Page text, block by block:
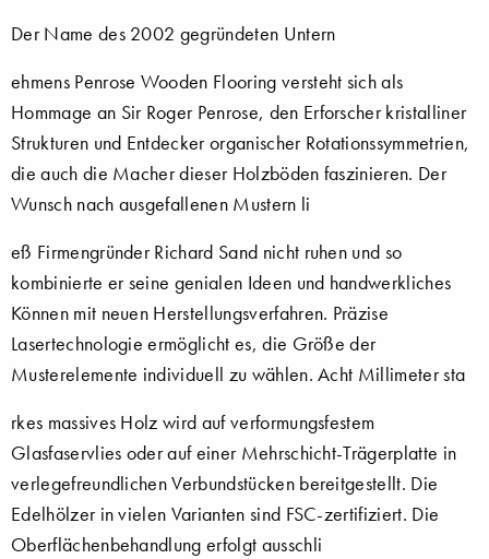
Der Name des 2002 gegründeten Untern
ehmens Penrose Wooden Flooring versteht sich als
Hommage an Sir Roger Penrose, den Erforscher kristalliner
Strukturen und Entdecker organischer Rotationssymmetrien,
die auch die Macher dieser Holzböden faszinieren. Der
Wunsch nach ausgefallenen Mustern li
eß Firmengründer Richard Sand nicht ruhen und so
kombinierte er seine genialen Ideen und handwerkliches
Können mit neuen Herstellungsverfahren. Präzise
Lasertechnologie ermöglicht es, die Größe der
Musterelemente individuell zu wählen. Acht Millimeter sta
rkes massives Holz wird auf verformungsfestem
Glasfaservlies oder auf einer Mehrschicht-Trägerplatte in
verlegefreundlichen Verbundstücken bereitgestellt. Die
Edelhölzer in vielen Varianten sind FSC-zertifiziert. Die
Oberflächenbehandlung erfolgt ausschli